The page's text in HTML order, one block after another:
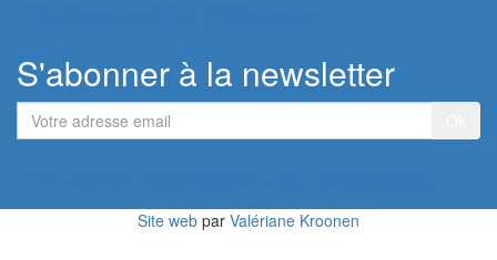
S'abonner à la newsletter
Votre
adresse
Site web par Valériane Kroonen